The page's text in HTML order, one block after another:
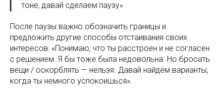
тоне, давай сделаем паузу».
После паузы важно обозначить границы и
предложить другие способы отстаивания своих
интересов: «Понимаю, что ты расстроен и не согласен
с решением. Я бы тоже была недовольна. Но бросать
вещи / оскорблять — нельзя. Давай найдём варианты,
когда ты немного успокоишься».